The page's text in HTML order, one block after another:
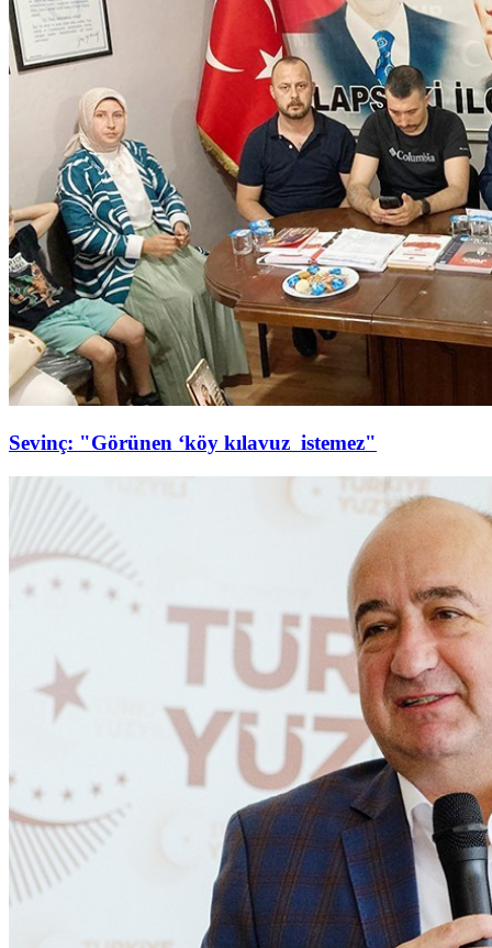
Sevinç: "Görünen ‘köy kılavuz istemez"